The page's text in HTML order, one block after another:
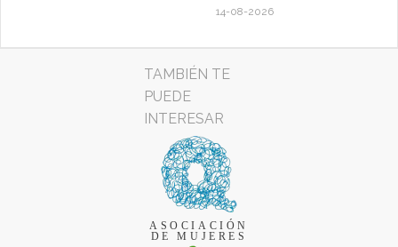
14-08-2026
TAMBIÉN TE
PUEDE
INTERESAR
ASOCIACIÓN
DE MUJERES